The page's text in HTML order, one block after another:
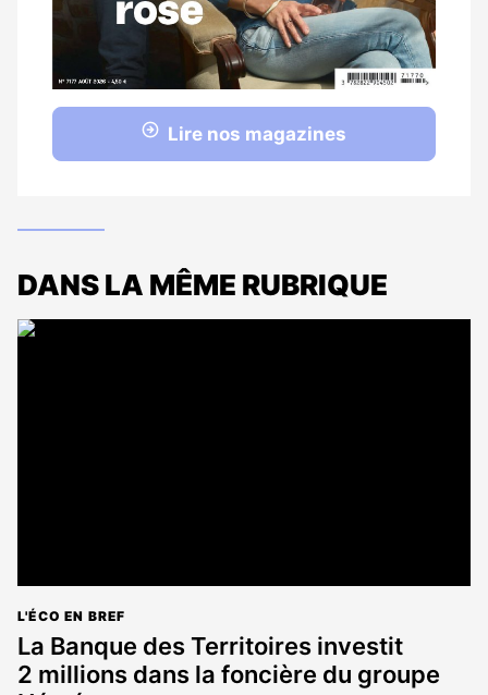
Lire nos magazines
DANS LA MÊME RUBRIQUE
L'ÉCO EN BREF
La Banque des Territoires investit
2 millions dans la foncière du groupe